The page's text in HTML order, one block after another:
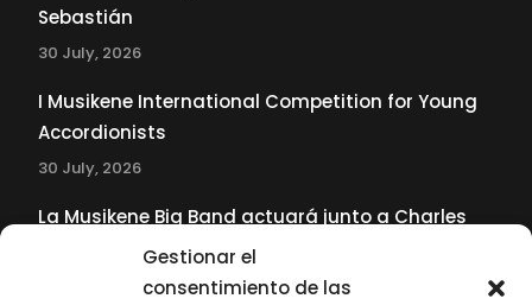
Gestionar el
consentimiento de las
Sebastián
30 July, 2026
I Musikene International Competition for Young
Accordionists
30 July, 2026
La Musikene Big Band actuará junto a Charles
Tolliver en el 61 Jazzaldia